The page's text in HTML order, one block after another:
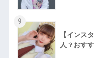
9
【インス
人？おす